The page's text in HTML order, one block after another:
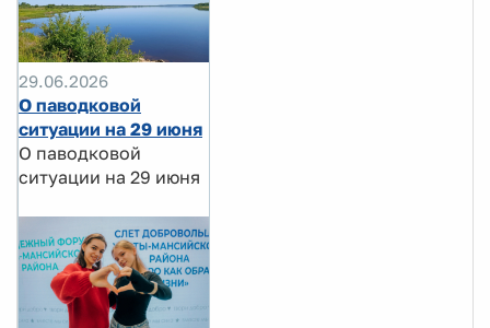
29.06.2026
О паводковой
ситуации на 29 июня
О паводковой
ситуации на 29 июня